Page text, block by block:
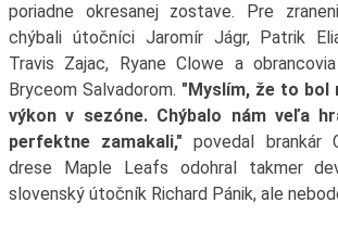
poriadne okresanej zostave. Pre
chýbali útočníci Jaromír Jágr, Patrik
Travis Zajac, Ryane Clowe a
Bryceom Salvadorom. "Myslím, že to bol
výkon v sezóne. Chýbalo nám veľa
perfektne zamakali," povedal brankár
drese Maple Leafs odohral takmer
slovenský útočník Richard Pánik, ale